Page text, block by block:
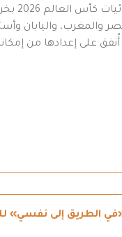
انتهت
والمغرب، واليابان
على إعدادها من
«في الطريق إلى